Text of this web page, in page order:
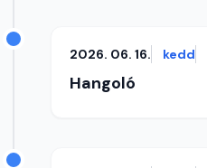
2026. 06. 16. kedd
Hangoló